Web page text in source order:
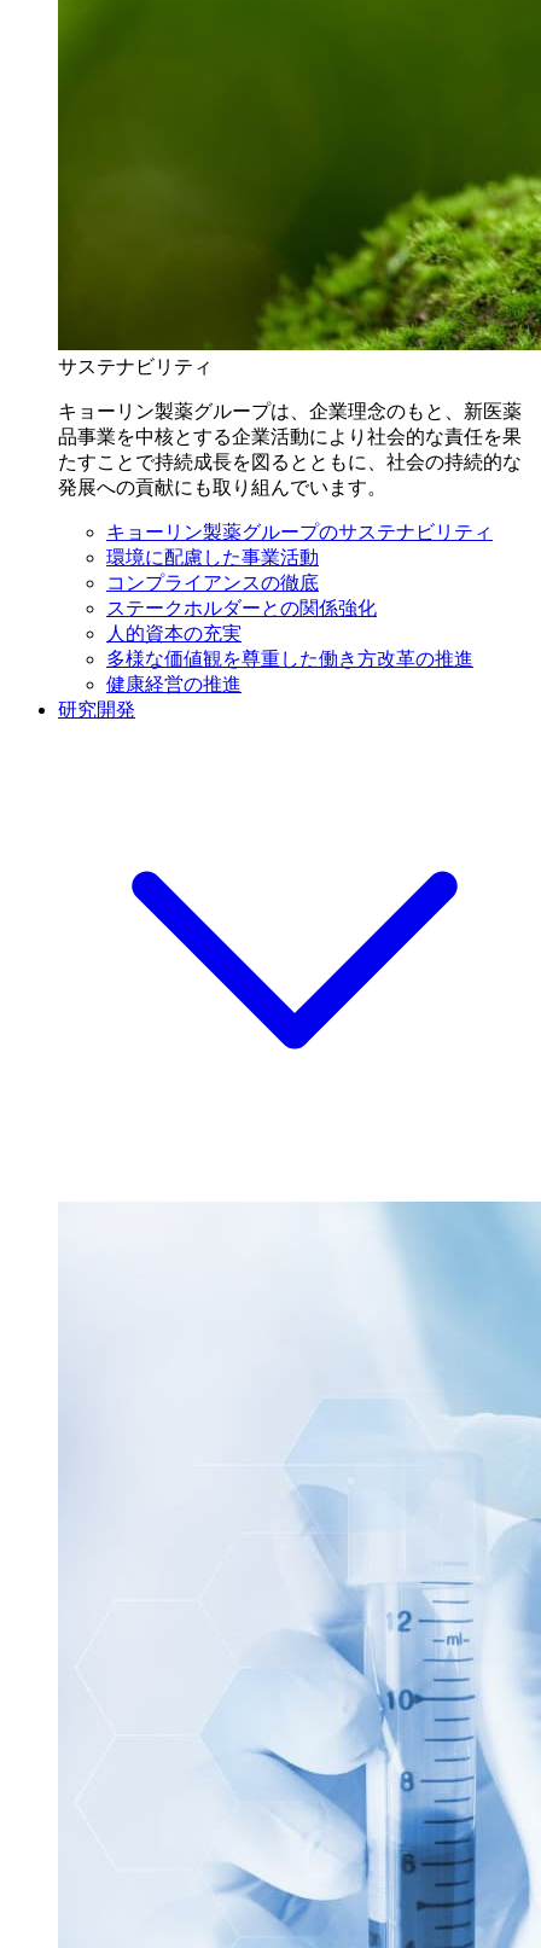
サステナビリティ
キョーリン製薬グループは、企業理念のもと、新医薬
品事業を中核とする企業活動により社会的な責任を果
たすことで持続成長を図るとともに、社会の持続的な
発展への貢献にも取り組んでいます。
キョーリン製薬グループのサステナビリティ
環境に配慮した事業活動
コンプライアンスの徹底
ステークホルダーとの関係強化
人的資本の充実
多様な価値観を尊重した働き方改革の推進
健康経営の推進
研究開発